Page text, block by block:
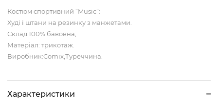
Костюм спортивний “Music”:
Худі і штани на резинку з манжетами.
Склад:100% бавовна;
Матеріал: трикотаж.
Виробник:Comix,Туреччина.
Характеристики